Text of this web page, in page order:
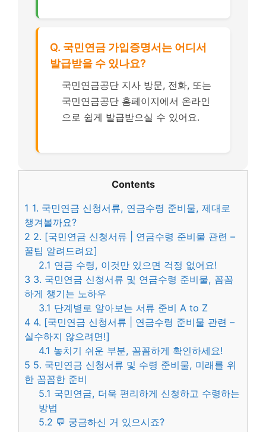
Q. 국민연금 가입증명서는 어디서
발급받을 수 있나요?
국민연금공단 지사 방문, 전화, 또는
국민연금공단 홈페이지에서 온라인
으로 쉽게 발급받으실 수 있어요.
Contents
1 1. 국민연금 신청서류, 연금수령 준비물, 제대로
챙겨볼까요?
2 2. [국민연금 신청서류 | 연금수령 준비물 관련 –
꿀팁 알려드려요]
2.1 연금 수령, 이것만 있으면 걱정 없어요!
3 3. 국민연금 신청서류 및 연금수령 준비물, 꼼꼼
하게 챙기는 노하우
3.1 단계별로 알아보는 서류 준비 A to Z
4 4. [국민연금 신청서류 | 연금수령 준비물 관련 –
실수하지 않으려면!]
4.1 놓치기 쉬운 부분, 꼼꼼하게 확인하세요!
5 5. 국민연금 신청서류 및 수령 준비물, 미래를 위
한 꼼꼼한 준비
5.1 국민연금, 더욱 편리하게 신청하고 수령하는
방법
5.2 💬 궁금하신 거 있으시죠?